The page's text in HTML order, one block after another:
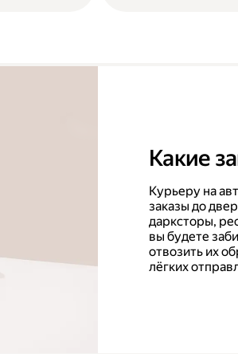
Какие
Курьеру на
заказы до
дарксторы,
вы будете
отвозить их
лёгких